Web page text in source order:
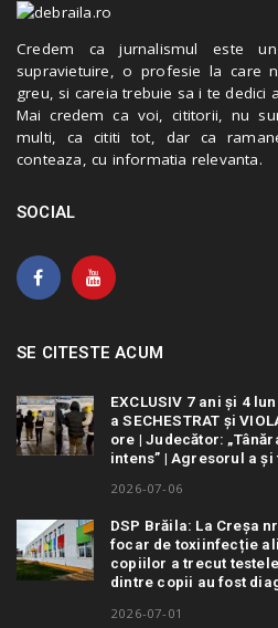
Credem ca jurnalismul este
supravietuire, o profesie la care
greu, si careia trebuie sa i te dedici
Mai credem ca voi, cititorii, nu
multi, ca cititi tot, dar ca
conteaza, cu informatia relevanta.
SOCIAL
SE CITESTE ACUM
EXCLUSIV 7 ani și 4
a SECHESTRAT și
ore | Judecător:
intens” | Agresorul a
2026-07-06
DSP Brăila: La Creșa
focar de toxiinfecție
copiilor a trecut
dintre copii au fost
2026-07-01